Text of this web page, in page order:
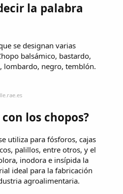
la palabra
se designan varias
balsámico, bastardo,
lombardo, negro, temblón.
los chopos?
utiliza para fósforos, cajas
palillos, entre otros, y el
inodora e insípida la
ideal para la fabricación
agroalimentaria.